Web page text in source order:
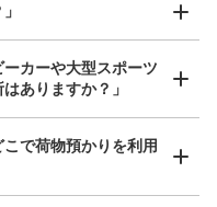
位置を見る
に！
さの荷物であればどんなサイズでも
ーカーや大型スポーツ
ありますか？」
こで荷物預かりを利用